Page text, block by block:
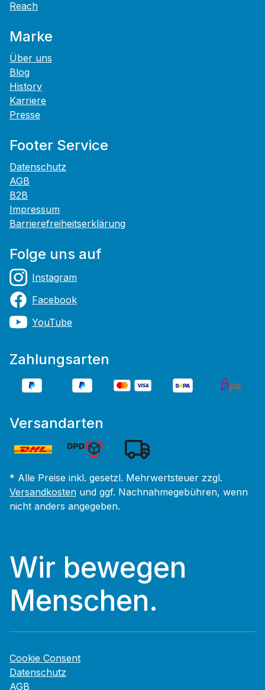
Reach
Marke
Über uns
Blog
History
Karriere
Presse
Footer Service
Datenschutz
AGB
B2B
Impressum
Barrierefreiheitserklärung
Folge uns auf
Instagram
Facebook
YouTube
Zahlungsarten
Versandarten
* Alle Preise inkl. gesetzl. Mehrwertsteuer zzgl.
Versandkosten und ggf. Nachnahmegebühren, wenn
nicht anders angegeben.
Wir bewegen
Menschen.
Cookie Consent
Datenschutz
AGB